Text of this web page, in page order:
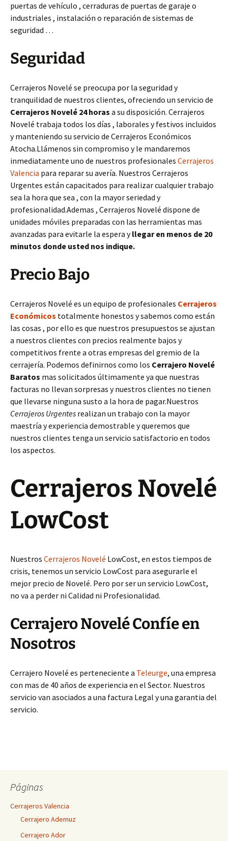
puertas de vehículo , cerraduras de puertas de garaje o
industriales , instalación o reparación de sistemas de
seguridad …
Seguridad
Cerrajeros Novelé se preocupa por la seguridad y
tranquilidad de nuestros clientes, ofreciendo un servicio de
Cerrajeros Novelé 24 horas a su disposición. Cerrajeros
Novelé trabaja todos los días , laborales y festivos incluidos
y manteniendo su servicio de Cerrajeros Económicos
Atocha.Llámenos sin compromiso y le mandaremos
inmediatamente uno de nuestros profesionales Cerrajeros
Valencia para reparar su avería. Nuestros Cerrajeros
Urgentes están capacitados para realizar cualquier trabajo
sea la hora que sea , con la mayor seriedad y
profesionalidad.Ademas , Cerrajeros Novelé dispone de
unidades móviles preparadas con las herramientas mas
avanzadas para evitarle la espera yllegar en menos de 20
minutos donde usted nos indique.
Precio Bajo
Cerrajeros Novelé es un equipo de profesionales Cerrajeros
Económicos totalmente honestos y sabemos como están
las cosas , por ello es que nuestros presupuestos se ajustan
a nuestros clientes con precios realmente bajos y
competitivos frente a otras empresas del gremio de la
cerrajería. Podemos definirnos como los Cerrajero Novelé
Baratos mas solicitados últimamente ya que nuestras
facturas no llevan sorpresas y nuestros clientes no tienen
que llevarse ninguna susto a la hora de pagar.Nuestros
Cerrajeros Urgentes realizan un trabajo con la mayor
maestría y experiencia demostrable y queremos que
nuestros clientes tenga un servicio satisfactorio en todos
los aspectos.
Cerrajeros Novelé
LowCost
Nuestros Cerrajeros Novelé LowCost, en estos tiempos de
crisis, tenemos un servicio LowCost para asegurarle el
mejor precio de Novelé. Pero por ser un servicio LowCost,
no va a perder ni Calidad ni Profesionalidad.
Cerrajero Novelé Confíe en
Nosotros
Cerrajero Novelé es perteneciente a Teleurge, una empresa
con mas de 40 años de experiencia en el Sector. Nuestros
servicio van asociados a una factura Legal y una garantia del
servicio.
Páginas
Cerrajeros Valencia
Cerrajero Ademuz
Cerrajero Ador